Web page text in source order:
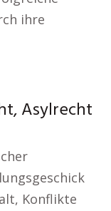
ihre
Asylrecht
Konflikte